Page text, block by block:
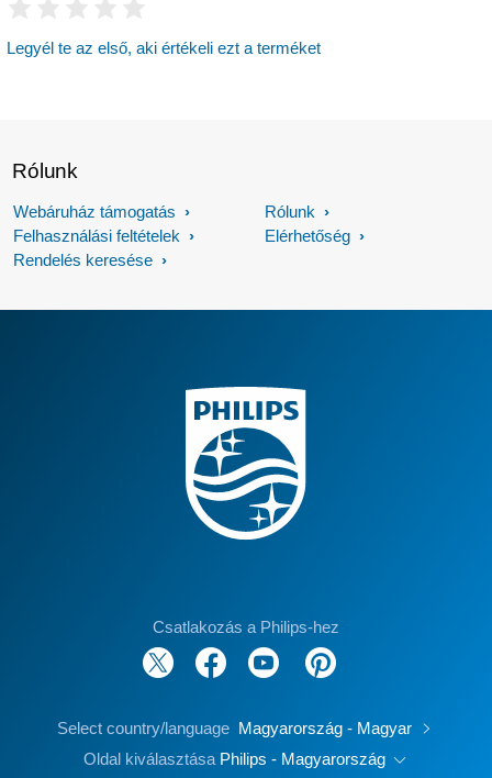
Legyél te az első, aki értékeli ezt a terméket
Rólunk
Webáruház támogatás
Felhasználási feltételek
Rendelés keresése
Rólunk
Elérhetőség
Csatlakozás a Philips-hez
Select country/language Magyarország - Magyar
Oldal kiválasztása Philips - Magyarország